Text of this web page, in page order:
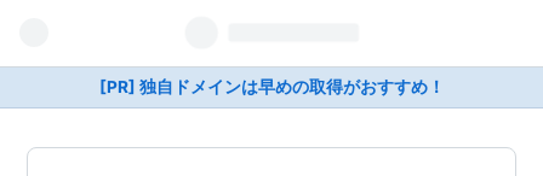
[PR] 独自ドメインは早めの取得がおすすめ！